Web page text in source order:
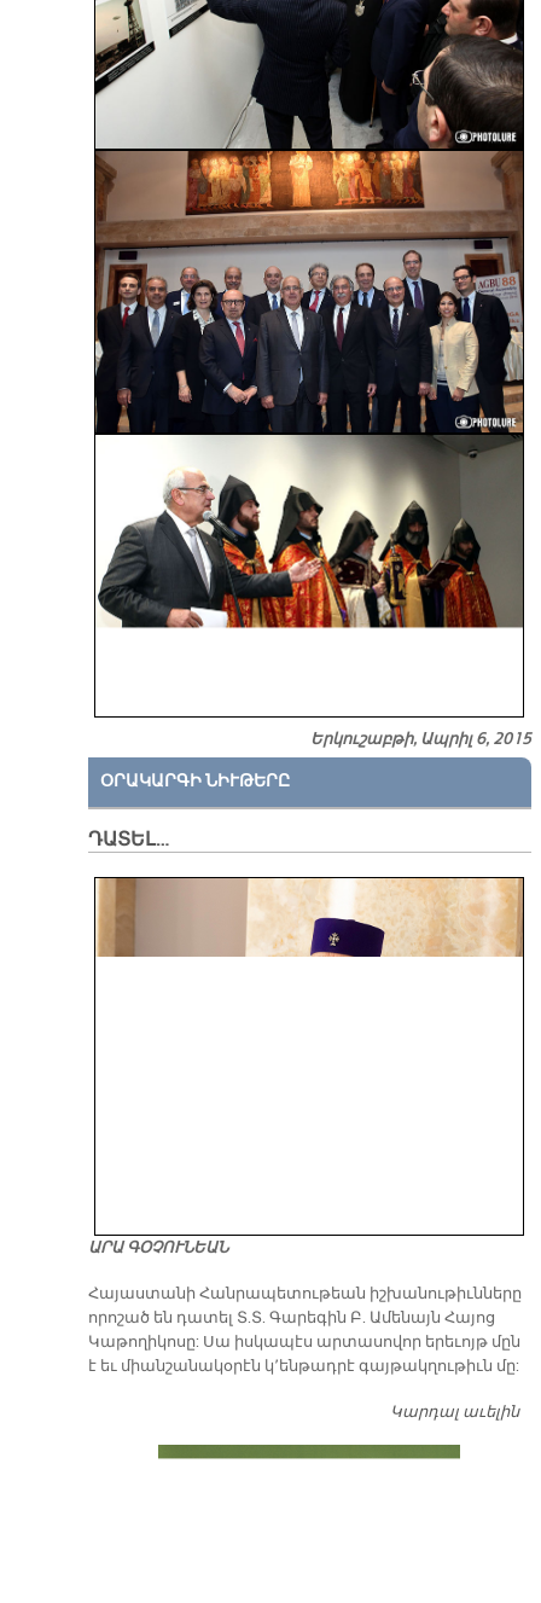
Երկուշաբթի, Ապրիլ 6, 2015
ՕՐԱԿԱՐԳԻ ՆԻՒԹԵՐԸ
ԴԱՏԵԼ…
ԱՐԱ ԳՕՉՈՒՆԵԱՆ
​Հայաստանի Հանրապետութեան իշխանութիւնները
որոշած են դատել Տ.Տ. Գարեգին Բ. Ամենայն Հայոց
Կաթողիկոսը: Սա իսկապէս արտասովոր երեւոյթ մըն
է եւ միանշանակօրէն կ՚ենթադրէ գայթակղութիւն մը:
Կարդալ աւելին